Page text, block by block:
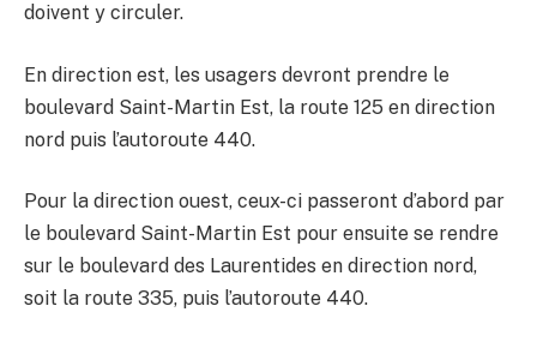
doivent y circuler.
En direction est, les usagers devront prendre le
boulevard Saint-Martin Est, la route 125 en direction
nord puis l’autoroute 440.
Pour la direction ouest, ceux-ci passeront d’abord par
le boulevard Saint-Martin Est pour ensuite se rendre
sur le boulevard des Laurentides en direction nord,
soit la route 335, puis l’autoroute 440.